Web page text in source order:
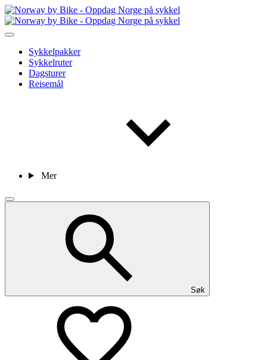
Sykkelpakker
Sykkelruter
Dagsturer
Reisemål
Mer
Søk